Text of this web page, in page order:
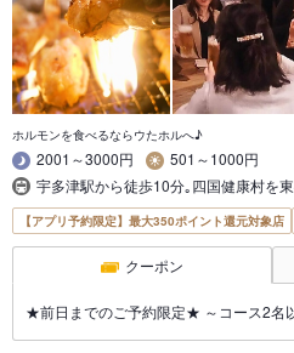
ホルモンを食べるならウたホルへ♪
2001～3000円
501～1000円
宇多津駅から徒歩10分｡四国健康村を
【アプリ予約限定】最大350ポイント還元対象店
クーポン
★前日までのご予約限定★ ～コース2名